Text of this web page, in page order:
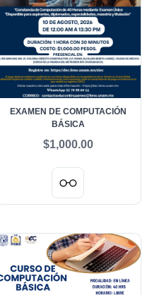
EXAMEN DE COMPUTACIÓN
BÁSICA
$1,000.00